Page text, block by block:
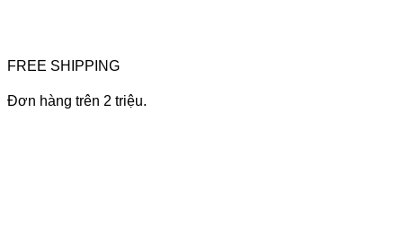
FREE SHIPPING
Đơn hàng trên 2 triệu.